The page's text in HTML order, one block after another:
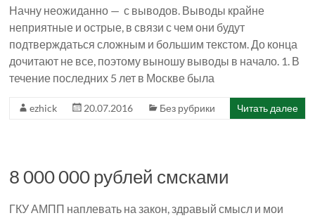
Начну неожиданно — с выводов. Выводы крайне
неприятные и острые, в связи с чем они будут
подтверждаться сложным и большим текстом. До конца
дочитают не все, поэтому выношу выводы в начало. 1. В
течение последних 5 лет в Москве была
ezhick 20.07.2016 Без рубрики Читать далее
8 000 000 рублей смсками
ГКУ АМПП наплевать на закон, здравый смысл и мои